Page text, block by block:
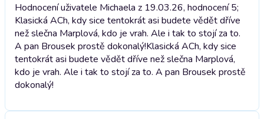
Hodnocení uživatele Michaela z 19.03.26, hodnocení 5;
Klasická ACh, kdy sice tentokrát asi budete vědět dříve
než slečna Marplová, kdo je vrah. Ale i tak to stojí za to.
A pan Brousek prostě dokonalý!Klasická ACh, kdy sice
tentokrát asi budete vědět dříve než slečna Marplová,
kdo je vrah. Ale i tak to stojí za to. A pan Brousek prostě
dokonalý!